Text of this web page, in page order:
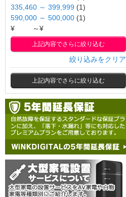
335,460 ～ 399,999 (1)
590,000 ～ 500,000 (1)
¥
～¥
上記内容でさらに絞り込む
絞り込みをクリア
上記内容でさらに絞り込む